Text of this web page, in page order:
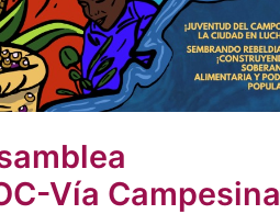
Vía Campesina